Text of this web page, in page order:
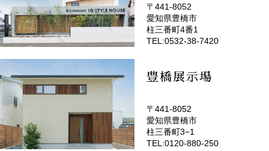
(EMOTOP豊橋)
〒441-8052
愛知県豊橋市
柱三番町4番1
TEL:0532-38-7420
豊橋展示場
〒441-8052
愛知県豊橋市
柱三番町3−1
TEL:0120-880-250